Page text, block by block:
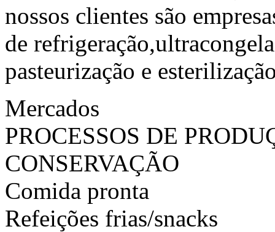
nossos clientes são
de
pasteurização e
Mercados
PROCESSOS DE
CONSERVAÇÃO
Comida pronta
Refeições frias/snacks